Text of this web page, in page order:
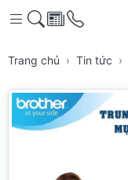
Trang chủ Tin tức